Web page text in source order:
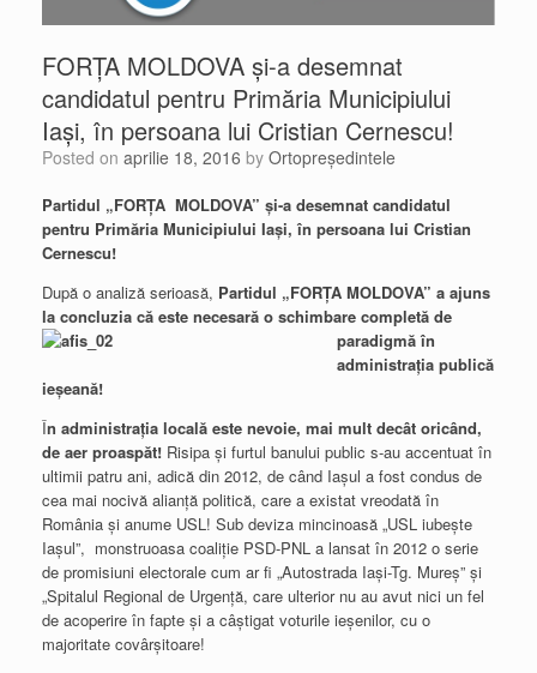
FORŢA MOLDOVA şi-a desemnat
candidatul pentru Primăria Municipiului
Iaşi, în persoana lui Cristian Cernescu!
Posted on aprilie 18, 2016 by Ortopreședintele
Partidul „FORŢA MOLDOVA” şi-a desemnat candidatul
pentru Primăria Municipiului Iaşi, în persoana lui Cristian
Cernescu!
După o analiză serioasă, Partidul „FORŢA MOLDOVA” a ajuns
la concluzia că este necesară o schimbare completă de
paradigmă în
administraţia publică
ieşeană!
În administraţia locală este nevoie, mai mult decât oricând,
de aer proaspăt! Risipa şi furtul banului public s-au accentuat în
ultimii patru ani, adică din 2012, de când Iaşul a fost condus de
cea mai nocivă alianţă politică, care a existat vreodată în
România şi anume USL! Sub deviza mincinoasă „USL iubeşte
Iaşul”, monstruoasa coaliţie PSD-PNL a lansat în 2012 o serie
de promisiuni electorale cum ar fi „Autostrada Iaşi-Tg. Mureş” şi
„Spitalul Regional de Urgenţă, care ulterior nu au avut nici un fel
de acoperire în fapte şi a câştigat voturile ieşenilor, cu o
majoritate covârşitoare!